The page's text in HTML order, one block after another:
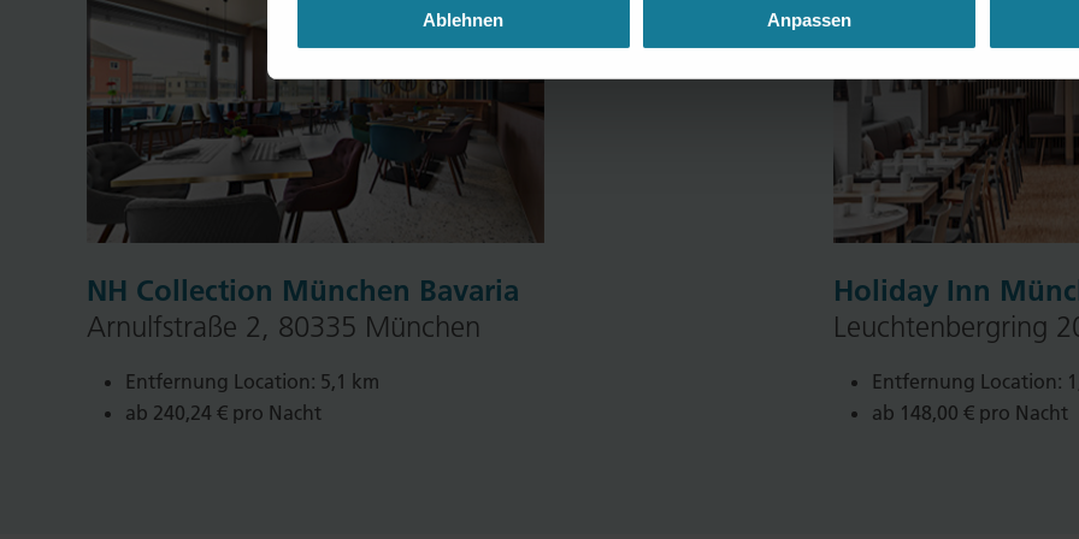
Ablehnen Anpassen
NH Collection München Bavaria
Arnulfstraße 2, 80335 München
Entfernung Location: 5,1 km
ab 240,24 € pro Nacht
Holiday Inn
Leuchtenbergring
Entfernung Location:
ab 148,00 € pro Nacht